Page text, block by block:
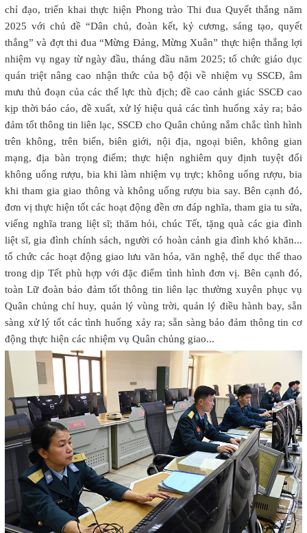
chỉ đạo, triển khai thực hiện Phong trào Thi đua Quyết thắng năm
2025 với chủ đề “Dân chủ, đoàn kết, kỷ cương, sáng tạo, quyết
thắng” và đợt thi đua “Mừng Đảng, Mừng Xuân” thực hiện thắng lợi
nhiệm vụ ngay từ ngày đầu, tháng đầu năm 2025; tổ chức giáo dục
quán triệt nâng cao nhận thức của bộ đội về nhiệm vụ SSCĐ, âm
mưu thủ đoạn của các thế lực thù địch; đề cao cảnh giác SSCĐ cao
kịp thời báo cáo, đề xuất, xử lý hiệu quả các tình huống xảy ra; bảo
đảm tốt thông tin liên lạc, SSCĐ cho Quân chủng nắm chắc tình hình
trên không, trên biển, biên giới, nội địa, ngoại biên, không gian
mạng, địa bàn trọng điểm; thực hiện nghiêm quy định tuyệt đối
không uống rượu, bia khi làm nhiệm vụ trực; không uống rượu, bia
khi tham gia giao thông và không uống rượu bia say. Bên cạnh đó,
đơn vị thực hiện tốt các hoạt động đền ơn đáp nghĩa, tham gia tu sửa,
viếng nghĩa trang liệt sĩ; thăm hỏi, chúc Tết, tặng quà các gia đình
liệt sĩ, gia đình chính sách, người có hoàn cảnh gia đình khó khăn...
tổ chức các hoạt động giao lưu văn hóa, văn nghệ, thể dục thể thao
trong dịp Tết phù hợp với đặc điểm tình hình đơn vị. Bên cạnh đó,
toàn Lữ đoàn bảo đảm tốt thông tin liên lạc thường xuyên phục vụ
Quân chủng chỉ huy, quản lý vùng trời, quản lý điều hành bay, sẵn
sàng xử lý tốt các tình huống xảy ra; sẵn sàng bảo đảm thông tin cơ
động thực hiện các nhiệm vụ Quân chủng giao...